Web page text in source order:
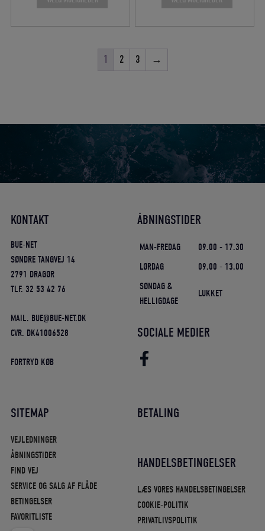
900,00 DKK.810,00 DKK.
499,00 DKK.449,10
1 2 3 →
KONTAKT
BUE-NET
SØNDRE TANGVEJ 14
2791 DRAGØR
TLF. 32 53 42 76
MAIL. BUE@BUE-NET.DK
CVR. DK41006528
FORTRYD KØB
ÅBNINGSTIDER
MAN-FREDAG
09.00 - 17.30
LØRDAG
09.00 - 13.00
SØNDAG &
HELLIGDAGE
LUKKET
SOCIALE MEDIER
SITEMAP
VEJLEDNINGER
ÅBNINGSTIDER
FIND VEJ
SERVICE OG SALG AF FLÅDE
BETINGELSER
FAVORITLISTE
BETALING
HANDELSBETINGELSER
LÆS VORES HANDELSBETINGELSER
COOKIE-POLITIK
PRIVATLIVSPOLITIK